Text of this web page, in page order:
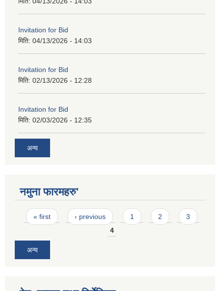
Invitation for Bid
मिति: 04/13/2026 - 14:03
Invitation for Bid
मिति: 02/13/2026 - 12:28
Invitation for Bid
मिति: 02/03/2026 - 12:35
अन्य
नमुना फारमहरु'
Pages
« first ‹ previous 1 2
3
4
अन्य